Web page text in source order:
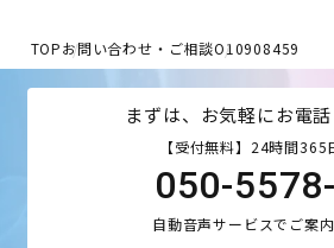
TOPお問い合わせ・ご相談O10908459
まずは、お気軽にお電
【受付無料】24時間365
050-
自動音声サービスでご案